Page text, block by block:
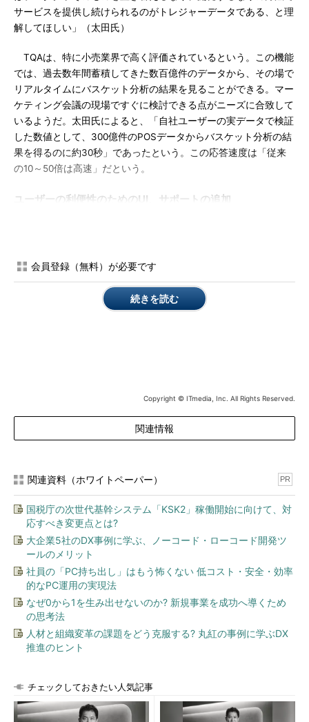
サービスを提供し続けられるのがトレジャーデータである、と理
解してほしい」（太田氏）
TQAは、特に小売業界で高く評価されているという。この機能
では、過去数年間蓄積してきた数百億件のデータから、その場で
リアルタイムにバスケット分析の結果を見ることができる。マー
ケティング会議の現場ですぐに検討できる点がニーズに合致して
いるようだ。太田氏によると、「自社ユーザーの実データで検証
した数値として、300億件のPOSデータからバスケット分析の結
果を得るのに約30秒」であったという。この応答速度は「従来
の10～50倍は高速」だという。
ユーザーの利便性のためのUI、サポートの追加
ようだ。
「Treasure Viewerは、SQLが書けなくてもひとまずはGUI上で
同社サービスが広まるにつれ、顧客ニーズを取り込んだサービ
レミアム」プランは年間500億件のデータ保存が可能で、前述の
アドホッククエリ機能であるTQAを利用できる月額7500ドルの
年間20億件までのデータ保存ができる無料の「スターター」プラ
けられる。
M2M領域の「新しいデータ」を分析するニーズを吸い上げ
られるか
この日は、「無印良品」を手掛ける良品計画におけるオンライ
ン顧客分析への採用、グリーにおける顧客情報分析への採用も併
せて公表している。e-コマースやWebマーケティング、ソーシャ
ルゲーム市場など、比較的先進的なテクノロジへのハードルが低
い領域での採用が進んでいるが、今後の日本市場での展開に付い
M2M（Machine to Machine）などの市場を開拓していきたい」
と語っている。
会員登録（無料）が必要です
続きを読む
Copyright © ITmedia, Inc. All Rights Reserved.
関連情報
関連資料（ホワイトペーパー） PR
国税庁の次世代基幹システム「KSK2」稼働開始に向けて、対
応すべき変更点とは?
大企業5社のDX事例に学ぶ、ノーコード・ローコード開発ツ
ールのメリット
社員の「PC持ち出し」はもう怖くない 低コスト・安全・効率
的なPC運用の実現法
なぜ0から1を生み出せないのか? 新規事業を成功へ導くため
の思考法
人材と組織変革の課題をどう克服する? 丸紅の事例に学ぶDX
推進のヒント
チェックしておきたい人気記事